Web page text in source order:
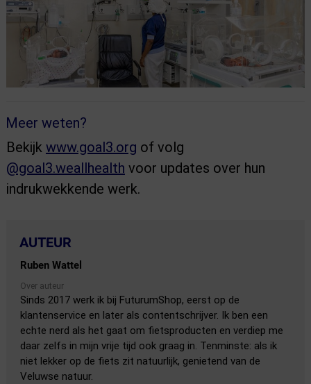
Meer weten?
Bekijk www.goal3.org of volg
@goal3.weallhealth voor updates over hun
indrukwekkende werk.
AUTEUR
Ruben Wattel
Over auteur
Sinds 2017 werk ik bij FuturumShop, eerst op de
klantenservice en later als contentschrijver. Ik ben een
echte nerd als het gaat om fietsproducten en verdiep me
daar zelfs in mijn vrije tijd ook graag in. Tenminste: als ik
niet lekker op de fiets zit natuurlijk, genietend van de
Veluwse natuur.